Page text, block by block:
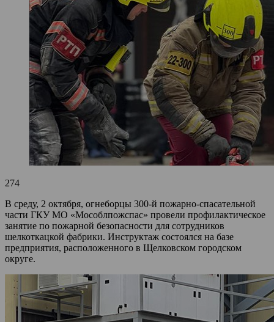
274
В среду, 2 октября, огнеборцы 300-й пожарно-спасательной
части ГКУ МО «Мособлпожспас» провели профилактическое
занятие по пожарной безопасности для сотрудников
шелкоткацкой фабрики. Инструктаж состоялся на базе
предприятия, расположенного в Щелковском городском
округе.